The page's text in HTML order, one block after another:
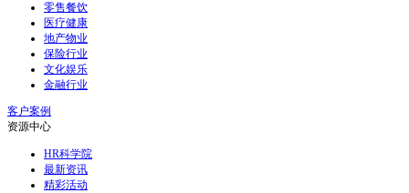
零售餐饮
医疗健康
地产物业
保险行业
文化娱乐
金融行业
客户案例
资源中心
HR科学院
最新资讯
精彩活动